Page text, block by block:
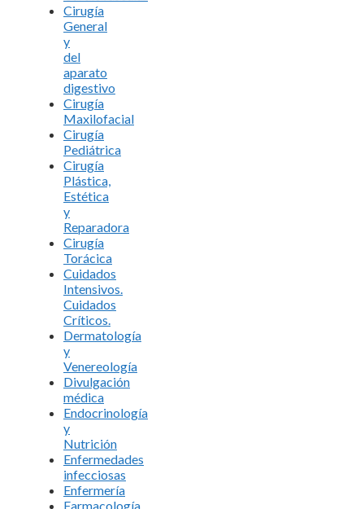
Cirugía
General
y
del
aparato
digestivo
Cirugía
Maxilofacial
Cirugía
Pediátrica
Cirugía
Plástica,
Estética
y
Reparadora
Cirugía
Torácica
Cuidados
Intensivos.
Cuidados
Críticos.
Dermatología
y
Venereología
Divulgación
médica
Endocrinología
y
Nutrición
Enfermedades
infecciosas
Enfermería
Farmacología